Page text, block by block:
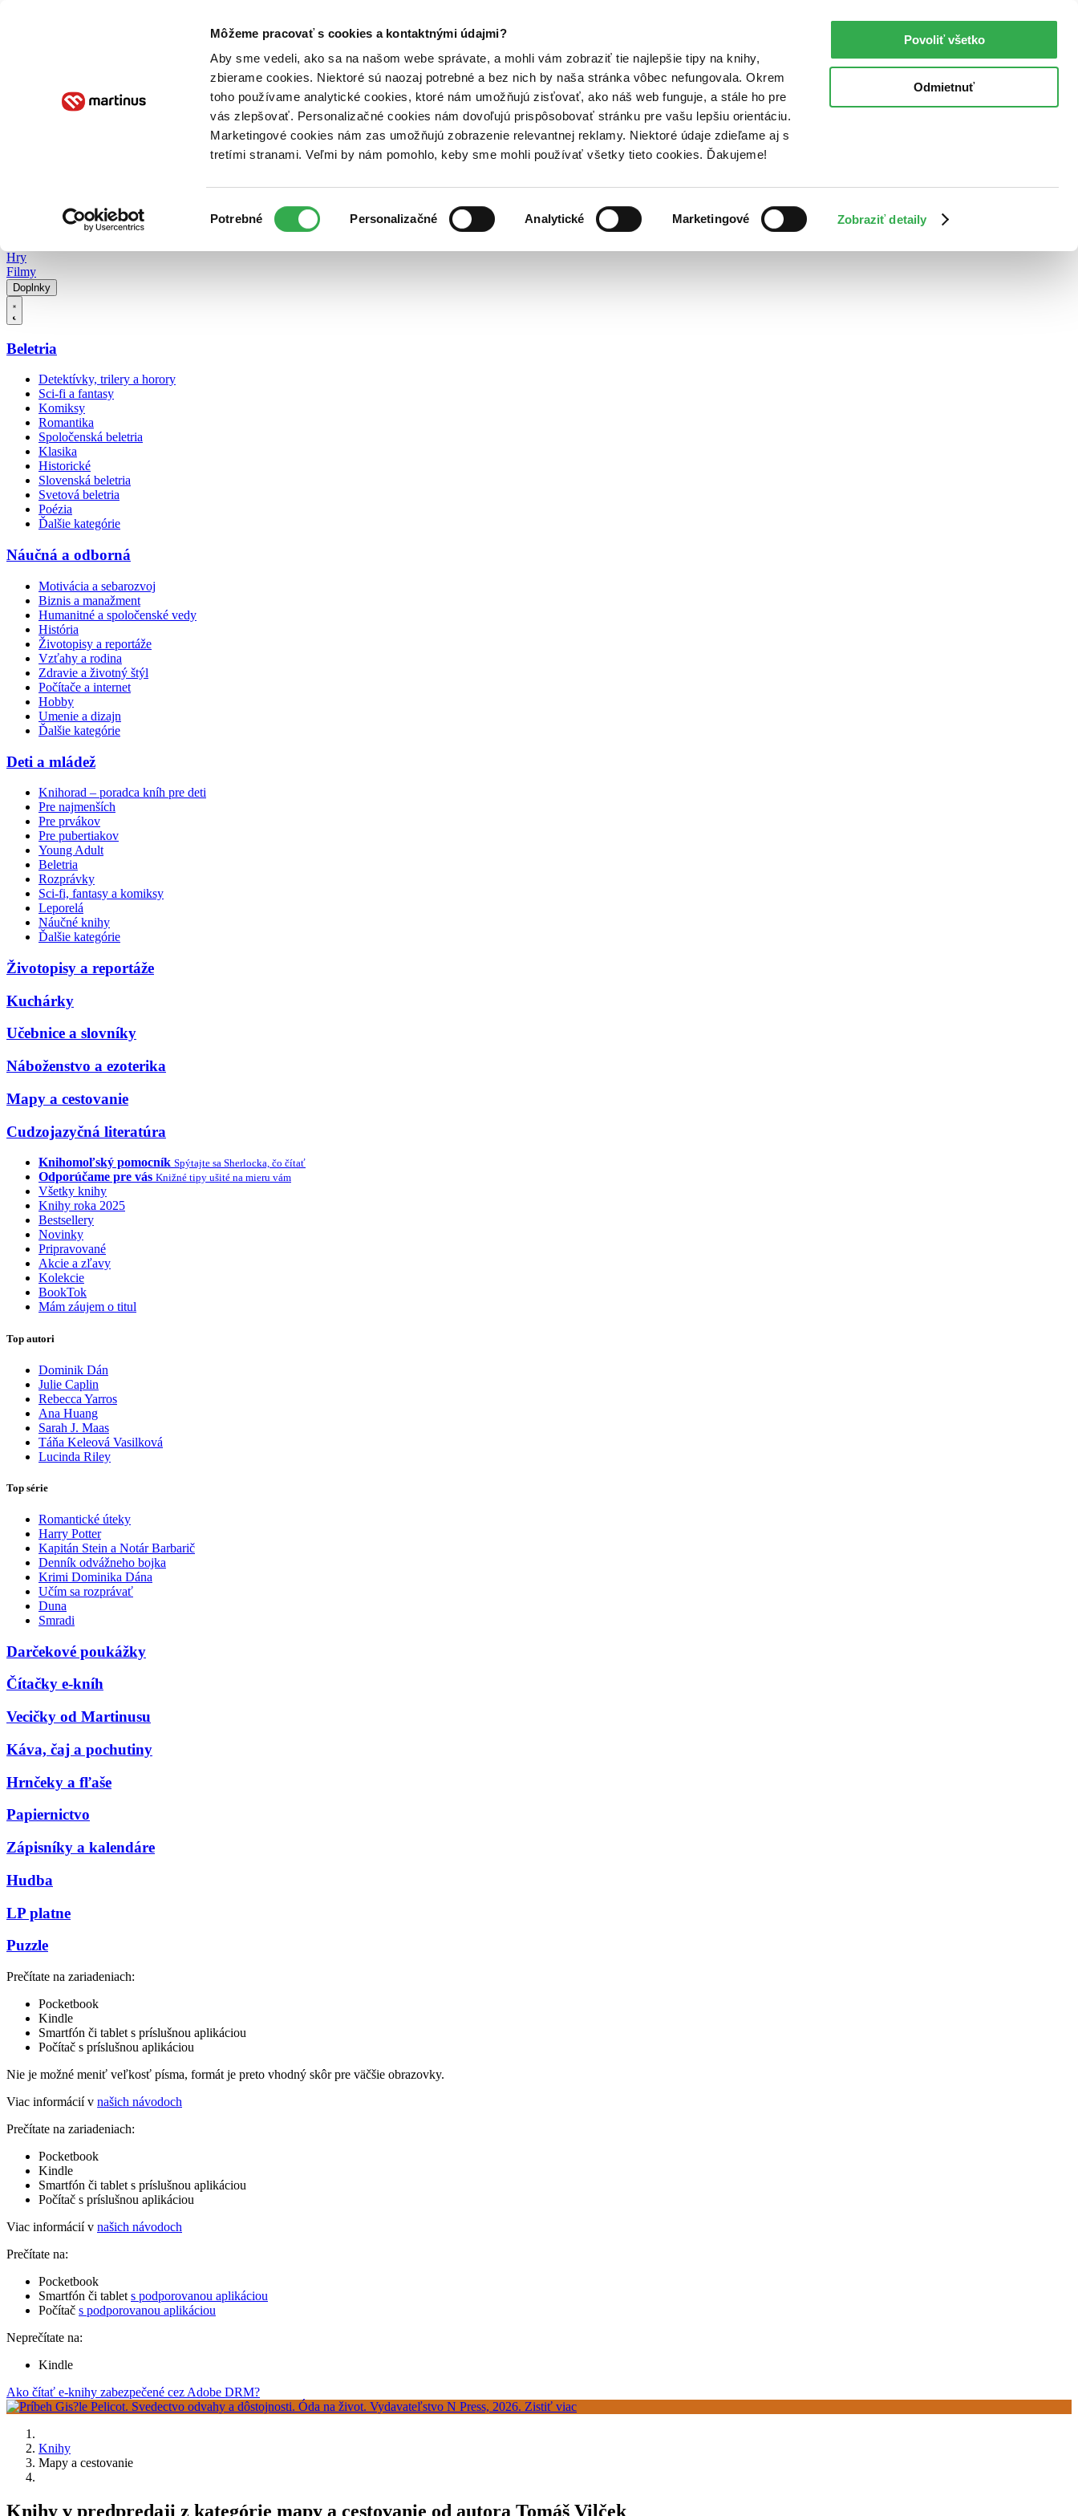
Môžeme pracovať s cookies a kontaktnými údajmi?
Aby sme vedeli, ako sa na našom webe správate, a mohli vám zobraziť tie najlepšie tipy na knihy,
zbierame cookies. Niektoré sú naozaj potrebné a bez nich by naša stránka vôbec nefungovala. Okrem
toho používame analytické cookies, ktoré nám umožňujú zisťovať, ako náš web funguje, a stále ho pre
vás zlepšovať. Personalizačné cookies nám dovoľujú prispôsobovať stránku pre vašu lepšiu orientáciu.
Marketingové cookies nám zas umožňujú zobrazenie relevantnej reklamy. Niektoré údaje zdieľame aj s
tretími stranami. Veľmi by nám pomohlo, keby sme mohli používať všetky tieto cookies. Ďakujeme!
súhlasu
Potrebné Personalizačné Analytické Marketingové Zobraziť detaily
Povoliť všetko
Odmietnuť
Poukážky Kontakt
Hry
Filmy
Doplnky
Beletria
Detektívky, trilery a horory
Sci-fi a fantasy
Komiksy
Romantika
Spoločenská beletria
Klasika
Historické
Slovenská beletria
Svetová beletria
Poézia
Ďalšie kategórie
Náučná a odborná
Motivácia a sebarozvoj
Biznis a manažment
Humanitné a spoločenské vedy
História
Životopisy a reportáže
Vzťahy a rodina
Zdravie a životný štýl
Počítače a internet
Hobby
Umenie a dizajn
Ďalšie kategórie
Deti a mládež
Knihorad – poradca kníh pre deti
Pre najmenších
Pre prvákov
Pre pubertiakov
Young Adult
Beletria
Rozprávky
Sci-fi, fantasy a komiksy
Leporelá
Náučné knihy
Ďalšie kategórie
Životopisy a reportáže
Kuchárky
Učebnice a slovníky
Náboženstvo a ezoterika
Mapy a cestovanie
Cudzojazyčná literatúra
Knihomoľský pomocník Spýtajte sa Sherlocka, čo čítať
Odporúčame pre vás Knižné tipy ušité na mieru vám
Všetky knihy
Knihy roka 2025
Bestsellery
Novinky
Pripravované
Akcie a zľavy
Kolekcie
BookTok
Mám záujem o titul
Top autori
Dominik Dán
Julie Caplin
Rebecca Yarros
Ana Huang
Sarah J. Maas
Táňa Keleová Vasilková
Lucinda Riley
Top série
Romantické úteky
Harry Potter
Kapitán Stein a Notár Barbarič
Denník odvážneho bojka
Krimi Dominika Dána
Učím sa rozprávať
Duna
Smradi
Darčekové poukážky
Čítačky e-kníh
Vecičky od Martinusu
Káva, čaj a pochutiny
Hrnčeky a fľaše
Papiernictvo
Zápisníky a kalendáre
Hudba
LP platne
Puzzle
Prečítate na zariadeniach:
Pocketbook
Kindle
Smartfón či tablet s príslušnou aplikáciou
Počítač s príslušnou aplikáciou
Nie je možné meniť veľkosť písma, formát je preto vhodný skôr pre väčšie obrazovky.
Viac informácií v našich návodoch
Prečítate na zariadeniach:
Pocketbook
Kindle
Smartfón či tablet s príslušnou aplikáciou
Počítač s príslušnou aplikáciou
Viac informácií v našich návodoch
Prečítate na:
Pocketbook
Smartfón či tablet s podporovanou aplikáciou
Počítač s podporovanou aplikáciou
Neprečítate na:
Kindle
Ako čítať e-knihy zabezpečené cez Adobe DRM?
Knihy
Mapy a cestovanie
Knihy v predpredaji z kategórie mapy a cestovanie od autora Tomáš Vilček